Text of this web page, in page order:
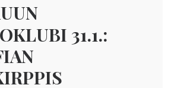
31.1.: